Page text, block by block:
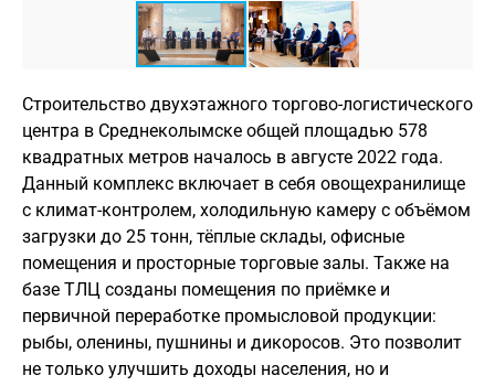
Строительство двухэтажного торгово-логистического
центра в Среднеколымске общей площадью 578
квадратных метров началось в августе 2022 года.
Данный комплекс включает в себя овощехранилище
с климат-контролем, холодильную камеру с объёмом
загрузки до 25 тонн, тёплые склады, офисные
помещения и просторные торговые залы. Также на
базе ТЛЦ созданы помещения по приёмке и
первичной переработке промысловой продукции:
рыбы, оленины, пушнины и дикоросов. Это позволит
не только улучшить доходы населения, но и